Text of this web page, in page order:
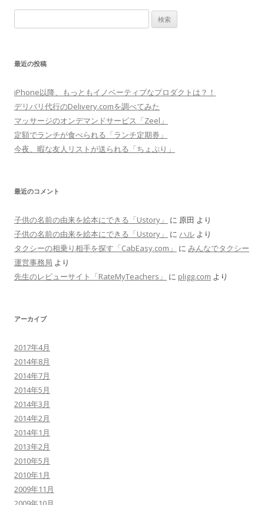
索
最近の投稿
iPhone以降、もっともイノベーティブなプロダクトは？！
デリバリ代行のDelivery.comを調べてみた
マッサージのオンデマンドサービス「Zeel」
定額でランチが食べられる「ランチ定期券」
今夜、暇な友人リストが送られる「ちょぷり」
最近のコメント
子供の名前の由来を絵本にできる「Ustory」 に 原田 より
子供の名前の由来を絵本にできる「Ustory」
に ハル より
タクシーの相乗り相手を探す「CabEasy.com」
に みんなでタクシー
運営事務局 より
先生のレビューサイト「RateMyTeachers」
に pligg.com より
アーカイブ
2017年4月
2014年8月
2014年7月
2014年5月
2014年3月
2014年2月
2014年1月
2013年2月
2010年5月
2010年1月
2009年11月